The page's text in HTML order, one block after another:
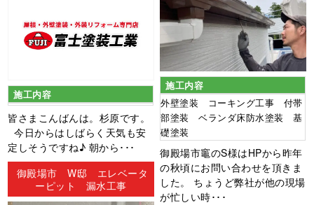
施工内容
皆さまこんばんは。杉原です。
今日からはしばらく天気も安
定しそうですね♪ 朝から･･･
施工内容
外壁塗装 コーキング工事 付帯
部塗装 ベランダ床防水塗装 基
礎塗装
御殿場市竈のS様はHPから昨年
の秋頃にお問い合わせを頂きま
した。 ちょうど弊社が他の現場
が忙しい時･･･
御殿場市 W邸 エレベータ
ーピット 漏水工事